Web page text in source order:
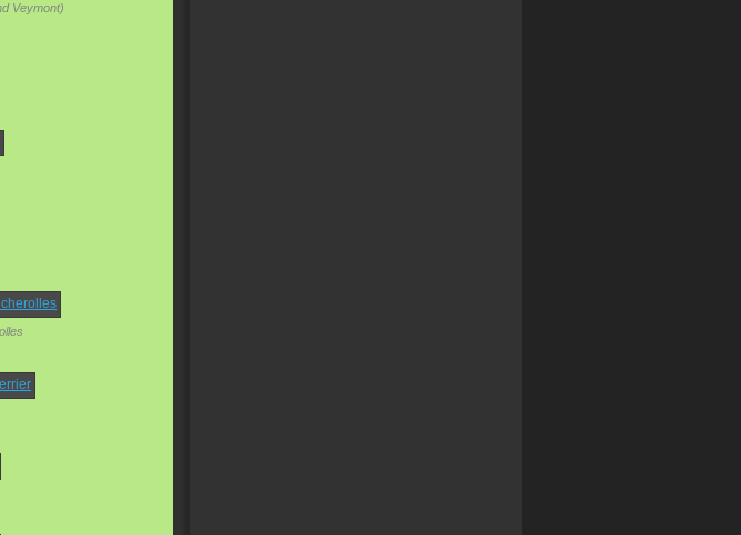
Veymont)